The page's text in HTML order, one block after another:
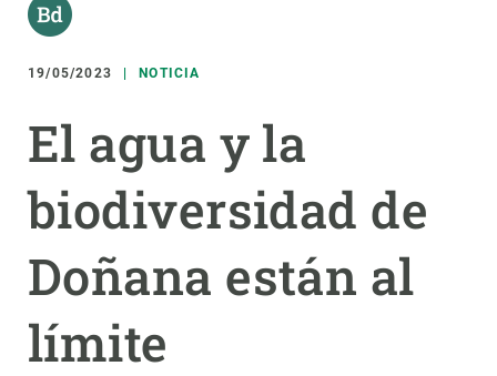
de
navegación
19/05/2023 NOTICIA
El agua y la
biodiversidad de
Doñana están al
límite
responsive
Responsive
menu
INVESTIGACIÓN
CIENCIA EN ACCIÓN
ÚNETE A NOSOTROS
PARTICIPA